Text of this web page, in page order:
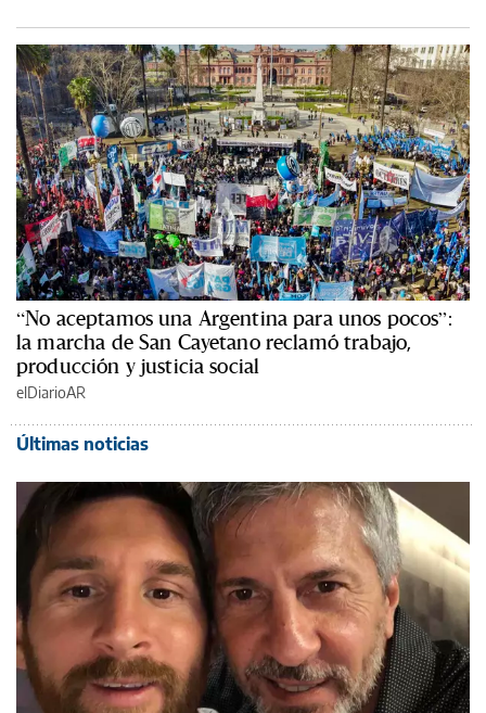
“No aceptamos una Argentina para unos pocos”:
la marcha de San Cayetano reclamó trabajo,
producción y justicia social
elDiarioAR
Últimas noticias